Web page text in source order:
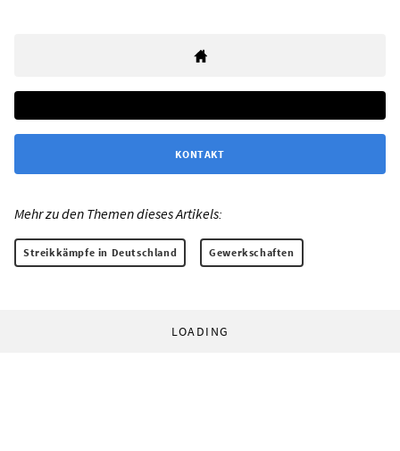
KONTAKT
Mehr zu den Themen dieses Artikels:
Streikkämpfe in Deutschland Gewerkschaften
LOADING